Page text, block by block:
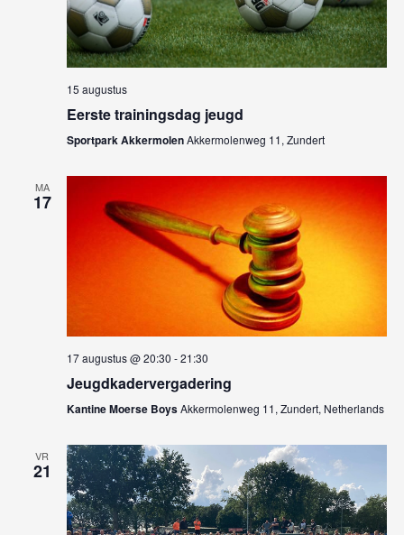
15 augustus
Eerste trainingsdag jeugd
Sportpark AkkermolenAkkermolenweg 11, Zundert
MA
17
17 augustus @ 20:30 -21:30
Jeugdkadervergadering
Kantine Moerse BoysAkkermolenweg 11, Zundert, Netherlands
VR
21